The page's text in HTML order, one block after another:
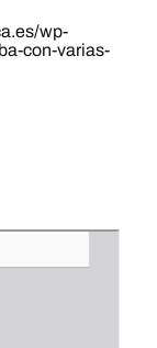
wp-
con-varias-